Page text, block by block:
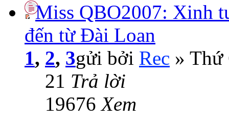
Miss QBO2007: Xinh
đến từ Đài Loan
1, 2, 3gửi bởi Rec » Thứ
21 Trả lời
19676Xem